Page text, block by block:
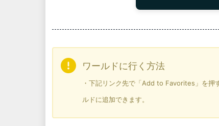
ワールドに行く方法
・下記リンク先で「Add to Favorites」を押
ルドに追加できます。